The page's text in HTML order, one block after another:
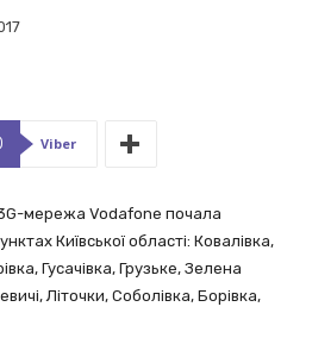
Viber
3G-мережа Vodafone почала
Київської області: Ковалівка,
Гусачівка, Грузьке, Зелена
Літочки, Соболівка, Борівка,